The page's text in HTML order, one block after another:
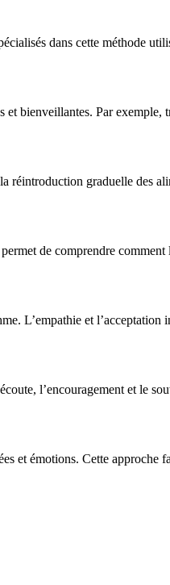
dans cette méthode
et bienveillantes. Par
réintroduction graduelle des
de comprendre
L’empathie et
l’encouragement et le
et émotions. Cette approche